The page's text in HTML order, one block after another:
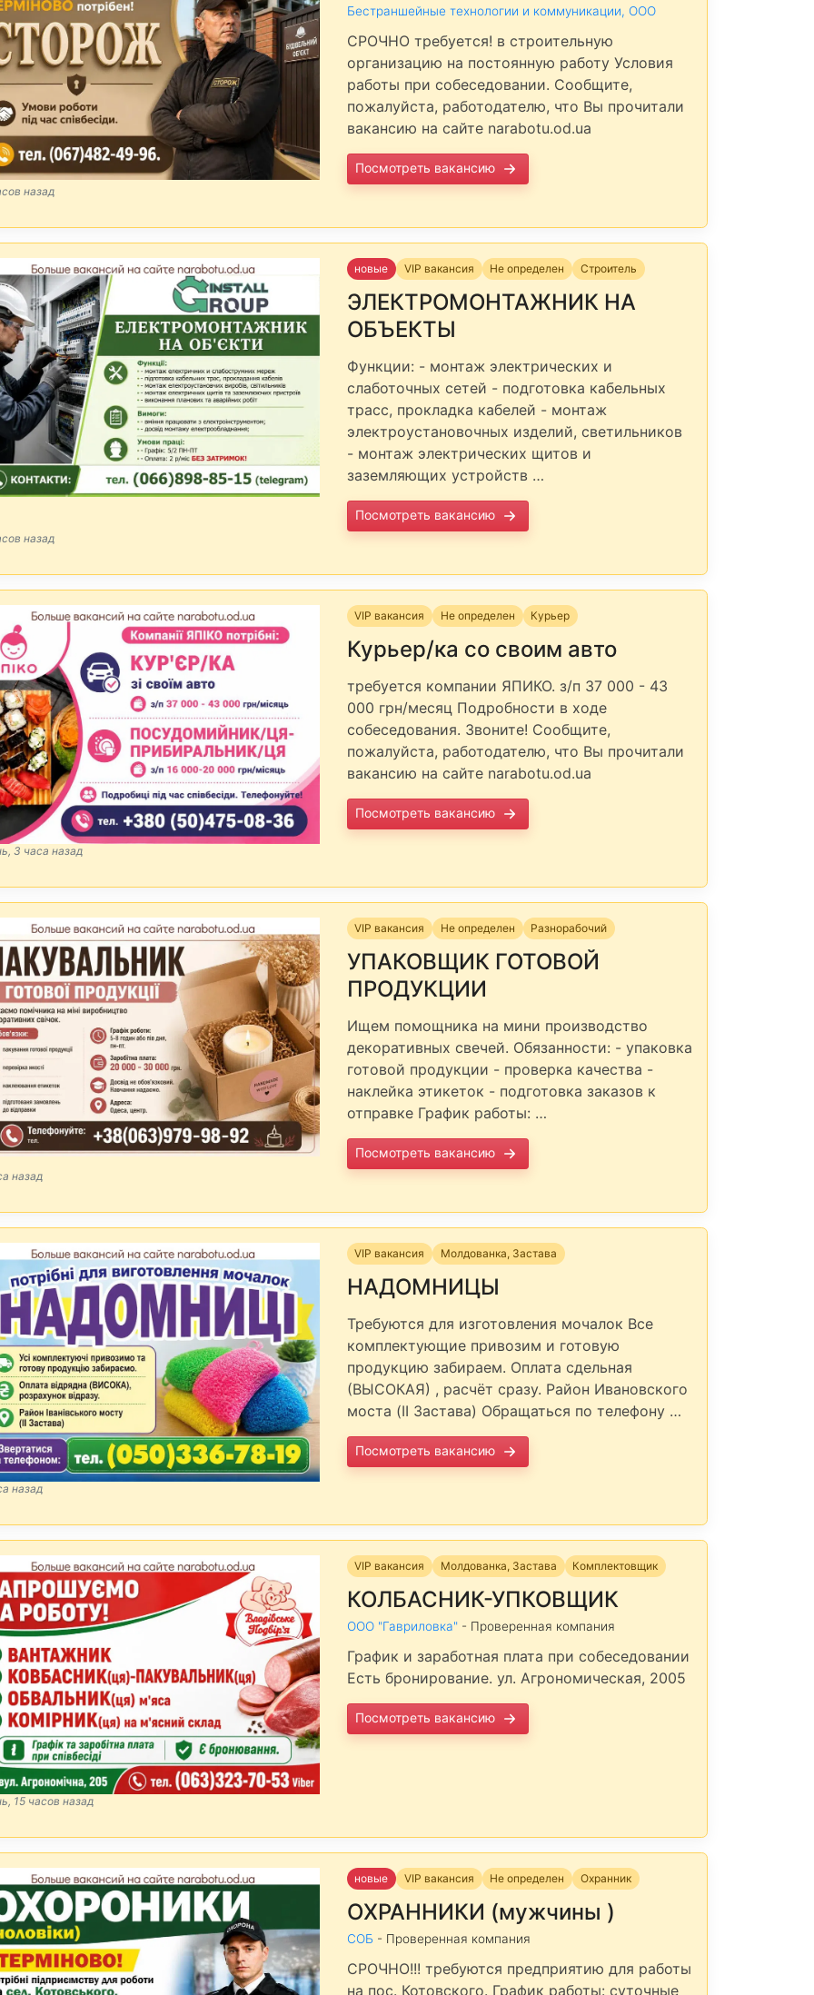
Бестраншейные технологии и коммуникации, ООО
СРОЧНО требуется! в строительную
организацию на постоянную работу Условия
работы при собеседовании. Сообщите,
пожалуйста, работодателю, что Вы прочитали
вакансию на сайте narabotu.od.ua
Посмотреть вакансию
назад
новые VIP вакансия Не определен Строитель
ЭЛЕКТРОМОНТАЖНИК НА
ОБЪЕКТЫ
Функции: - монтаж электрических и
слаботочных сетей - подготовка кабельных
трасс, прокладка кабелей - монтаж
электроустановочных изделий, светильников
- монтаж электрических щитов и
заземляющих устройств …
Посмотреть вакансию
назад
VIP вакансия Не определен Курьер
Курьер/ка со своим авто
требуется компании ЯПИКО. з/п 37 000 - 43
000 грн/месяц Подробности в ходе
собеседования. Звоните! Сообщите,
пожалуйста, работодателю, что Вы прочитали
вакансию на сайте narabotu.od.ua
Посмотреть вакансию
3 часа назад
VIP вакансия Не определен Разнорабочий
УПАКОВЩИК ГОТОВОЙ
ПРОДУКЦИИ
Ищем помощника на мини производство
декоративных свечей. Обязанности: - упаковка
готовой продукции - проверка качества -
наклейка этикеток - подготовка заказов к
отправке График работы: …
Посмотреть вакансию
назад
VIP вакансия Молдованка, Застава
НАДОМНИЦЫ
Требуются для изготовления мочалок Все
комплектующие привозим и готовую
продукцию забираем. Оплата сдельная
(ВЫСОКАЯ) , расчёт сразу. Район Ивановского
моста (II Застава) Обращаться по телефону …
Посмотреть вакансию
назад
VIP вакансия Молдованка, Застава Комплектовщик
КОЛБАСНИК-УПКОВЩИК
ООО "Гавриловка" - Проверенная компания
График и заработная плата при собеседовании
Есть бронирование. ул. Агрономическая, 2005
Посмотреть вакансию
15 часов назад
новые VIP вакансия Не определен Охранник
ОХРАННИКИ (мужчины )
СОБ - Проверенная компания
СРОЧНО!!! требуются предприятию для работы
на пос. Котовского. График работы: суточные